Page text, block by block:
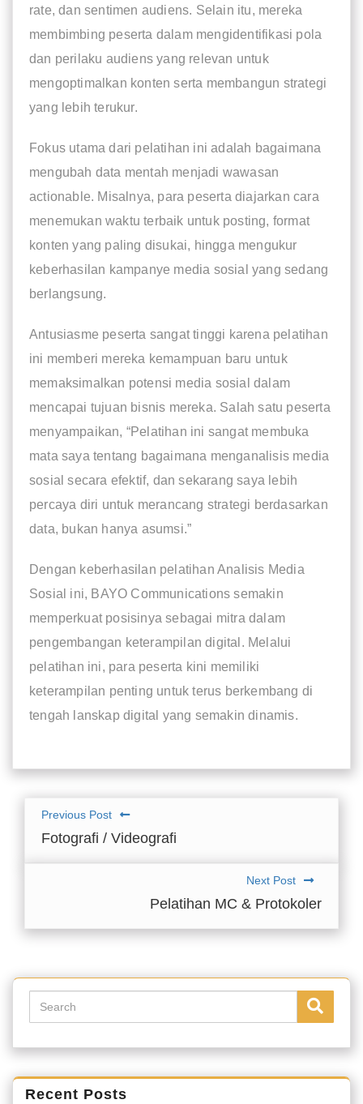
rate, dan sentimen audiens. Selain itu, mereka
membimbing peserta dalam mengidentifikasi pola
dan perilaku audiens yang relevan untuk
mengoptimalkan konten serta membangun strategi
yang lebih terukur.
Fokus utama dari pelatihan ini adalah bagaimana
mengubah data mentah menjadi wawasan
actionable. Misalnya, para peserta diajarkan cara
menemukan waktu terbaik untuk posting, format
konten yang paling disukai, hingga mengukur
keberhasilan kampanye media sosial yang sedang
berlangsung.
Antusiasme peserta sangat tinggi karena pelatihan
ini memberi mereka kemampuan baru untuk
memaksimalkan potensi media sosial dalam
mencapai tujuan bisnis mereka. Salah satu peserta
menyampaikan, “Pelatihan ini sangat membuka
mata saya tentang bagaimana menganalisis media
sosial secara efektif, dan sekarang saya lebih
percaya diri untuk merancang strategi berdasarkan
data, bukan hanya asumsi.”
Dengan keberhasilan pelatihan Analisis Media
Sosial ini, BAYO Communications semakin
memperkuat posisinya sebagai mitra dalam
pengembangan keterampilan digital. Melalui
pelatihan ini, para peserta kini memiliki
keterampilan penting untuk terus berkembang di
tengah lanskap digital yang semakin dinamis.
Previous Post
Fotografi / Videografi
Next Post
Pelatihan MC & Protokoler
Recent Posts